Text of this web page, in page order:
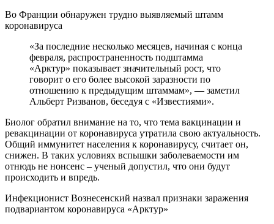
Во Франции обнаружен трудно выявляемый штамм
коронавируса
«За последние несколько месяцев, начиная с конца
февраля, распространенность подштамма
«Арктур» показывает значительный рост, что
говорит о его более высокой заразности по
отношению к предыдущим штаммам», — заметил
Альберт Ризванов, беседуя с «Известиями».
Биолог обратил внимание на то, что тема вакцинации и
ревакцинации от коронавируса утратила свою актуальность.
Общий иммунитет населения к коронавирусу, считает он,
снижен. В таких условиях вспышки заболеваемости им
отнюдь не нонсенс – ученый допустил, что они будут
происходить и впредь.
Инфекционист Вознесенский назвал признаки заражения
подвариантом коронавируса «Арктур»